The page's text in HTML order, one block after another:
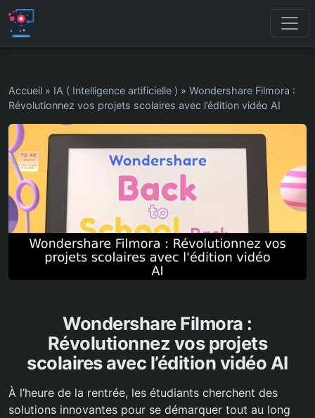
Accueil » IA ( Intelligence artificielle ) » Wondershare Filmora :
Révolutionnez vos projets scolaires avec l’édition vidéo AI
Wondershare Filmora :
Révolutionnez vos projets
scolaires avec l’édition vidéo AI
À l’heure de la rentrée, les étudiants cherchent des
solutions innovantes pour se démarquer tout au long